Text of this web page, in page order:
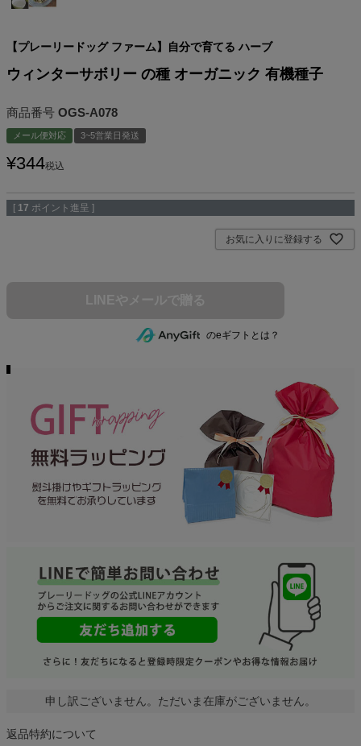
【プレーリードッグ ファーム】自分で育てる ハーブ
ウィンターサボリー の種 オーガニック 有機種子
商品番号 OGS-A078
メール便対応 3~5営業日発送
¥344税込
[ 17 ポイント進呈 ]
お気に入りに登録する
のeギフトとは？
申し訳ございません。ただいま在庫がございません。
返品特約について